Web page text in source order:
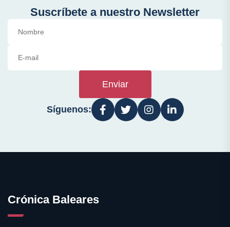
Suscríbete a nuestro Newsletter
Enviar
Síguenos:
Crónica Baleares